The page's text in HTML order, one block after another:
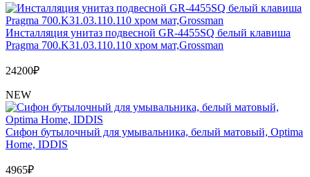
Инсталляция унитаз подвесной GR-4455SQ белый клавиша
Pragma 700.K31.03.110.110 хром мат,Grossman
24200₽
NEW
Сифон бутылочный для умывальника, белый матовый, Optima
Home, IDDIS
4965₽